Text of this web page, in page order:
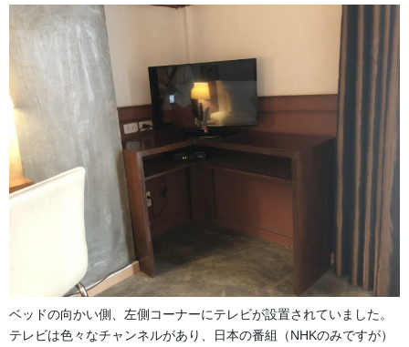
ベッドの向かい側、左側コーナーにテレビが設置されていました。
テレビは色々なチャンネルがあり、日本の番組（NHKのみですが）